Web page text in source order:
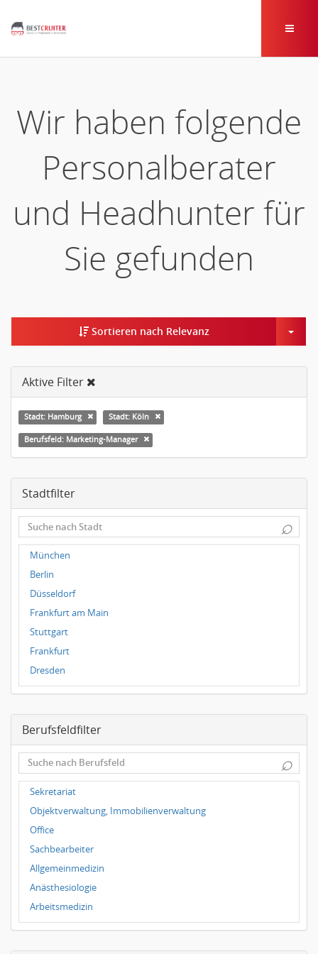
Wir haben folgende
Personalberater
und Headhunter für
Sie gefunden
Sortieren nach Relevanz
Aktive Filter
Stadt: Hamburg Stadt: Köln
Berufsfeld: Marketing-Manager
Stadtfilter
⌕
München
Berlin
Düsseldorf
Frankfurt am Main
Stuttgart
Frankfurt
Dresden
Magdeburg
Dortmund
Wuppertal
Hallbergmoos
Würzburg
Grünwald
Ulm
Bielefeld
Hannover
Duisburg
Berufsfeldfilter
⌕
Sekretariat
Objektverwaltung, Immobilienverwaltung
Office
Sachbearbeiter
Allgemeinmedizin
Anästhesiologie
Arbeitsmedizin
Augenheilkunde